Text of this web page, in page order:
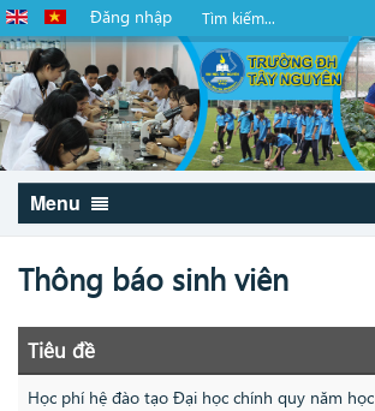
Đăng nhập
Menu
Thông báo sinh viên
Tiêu đề
Học phí hệ đào tạo Đại học chính quy năm học